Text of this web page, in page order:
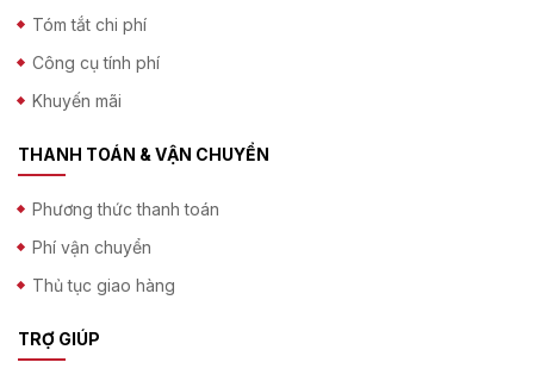
Tóm tắt chi phí
Công cụ tính phí
Khuyến mãi
THANH TOÁN & VẬN CHUYỂN
Phương thức thanh toán
Phí vận chuyển
Thủ tục giao hàng
TRỢ GIÚP